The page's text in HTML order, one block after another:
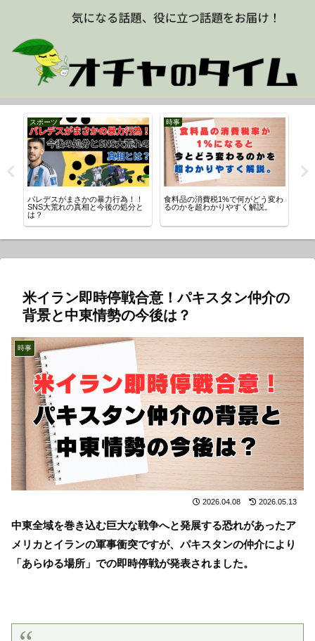
スポーツ
パレデスがまさかの暴力行為！！
SNS大荒れの真相と今後の処分と
は？
時事
食料品の消費税1%で何がどう変わ
るのかを超わかりやすく解説。
米イラン即時停戦合意！パキスタン仲介の
背景と中東情勢の今後は？
時事
2026.04.08 2026.05.13
中東全域を巻き込む巨大な戦争へと発展する恐れがあったア
メリカとイランの軍事衝突ですが、パキスタンの仲介により
「あらゆる場所」での即時停戦が発表されました。